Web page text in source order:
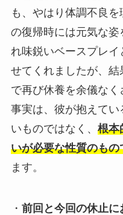
も、やはり体調不良
の復帰時には元気な
れ味鋭いベースプレ
せてくれましたが、
で再び休養を余儀な
事実は、彼が抱えて
いものではなく、 根本
いが必要な性質のもの
ます。
・ 前回と今回の休止に